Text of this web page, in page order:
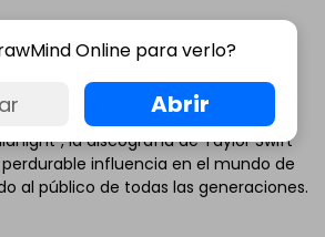
Tour" se desarrolla en la gran
recordatorio del espectacular
álbum. Desde los sinceros
Swift" hasta las reflexiones
la discografía de Taylor Swift
influencia en el mundo de
al público de todas las generaciones.
Online para verlo?
Abrir